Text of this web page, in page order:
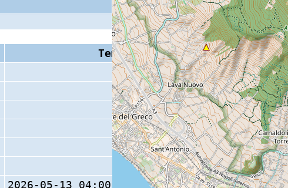
Tempo S (W/M/O) Coda
14 s
2026-05-13 04:00:37.5 (0/ / )